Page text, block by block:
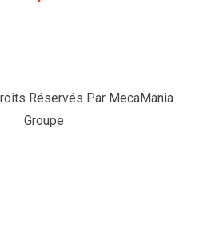
Réservés Par MecaMania
Groupe